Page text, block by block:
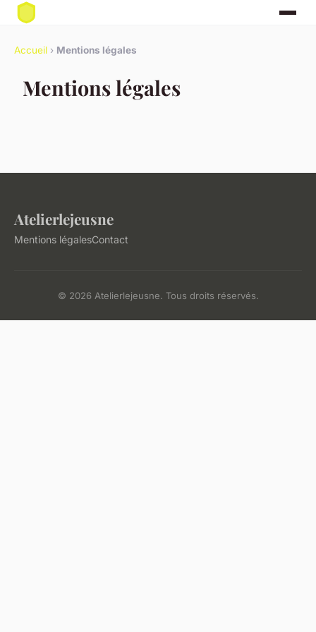
Accueil › Mentions légales
Mentions légales
Atelierlejeusne
Mentions légalesContact
© 2026 Atelierlejeusne. Tous droits réservés.